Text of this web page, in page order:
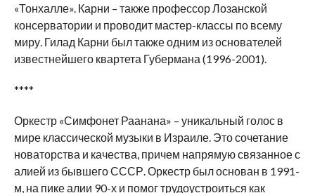
«Тонхалле». Карни – также профессор Лозанской
консерватории и проводит мастер-классы по всему
миру. Гилад Карни был также одним из основателей
известнейшего квартета Губермана (1996-2001).
****
Оркестр «Симфонет Раанана» – уникальный голос в
мире классической музыки в Израиле. Это сочетание
новаторства и качества, причем напрямую связанное с
алией из бывшего СССР. Оркестр был основан в 1991-
м, на пике алии 90-х и помог трудоустроиться как